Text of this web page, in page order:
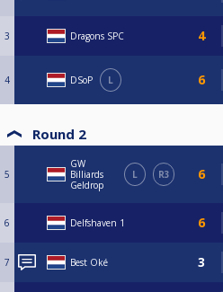
3 Dragons SPC
4 DSoP L
Round 2
5
GW
Billiards
Geldrop
L R3
6 Delfshaven 1
7 Best Oké